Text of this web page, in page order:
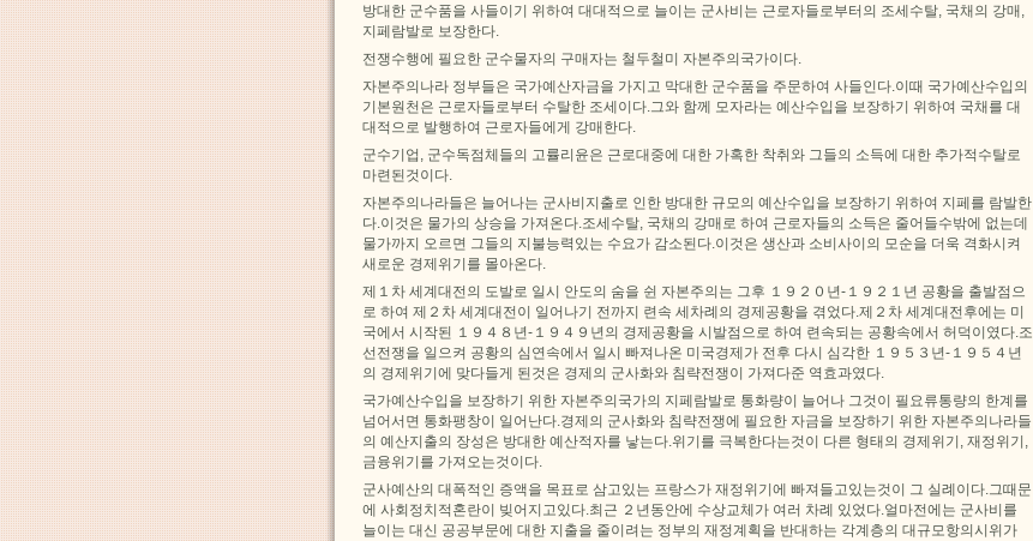
방대한 군수품을 사들이기 위하여 대대적으로 늘이는 군사비는 근로자들로부터의 조세수탈, 국채의 강매,
지페람발로 보장한다.
전쟁수행에 필요한 군수물자의 구매자는 철두철미 자본주의국가이다.
자본주의나라 정부들은 국가예산자금을 가지고 막대한 군수품을 주문하여 사들인다.이때 국가예산수입의
기본원천은 근로자들로부터 수탈한 조세이다.그와 함께 모자라는 예산수입을 보장하기 위하여 국채를 대
대적으로 발행하여 근로자들에게 강매한다.
군수기업, 군수독점체들의 고률리윤은 근로대중에 대한 가혹한 착취와 그들의 소득에 대한 추가적수탈로
마련된것이다.
자본주의나라들은 늘어나는 군사비지출로 인한 방대한 규모의 예산수입을 보장하기 위하여 지페를 람발한
다.이것은 물가의 상승을 가져온다.조세수탈, 국채의 강매로 하여 근로자들의 소득은 줄어들수밖에 없는데
물가까지 오르면 그들의 지불능력있는 수요가 감소된다.이것은 생산과 소비사이의 모순을 더욱 격화시켜
새로운 경제위기를 몰아온다.
제１차 세계대전의 도발로 일시 안도의 숨을 쉰 자본주의는 그후 １９２０년-１９２１년 공황을 출발점으
로 하여 제２차 세계대전이 일어나기 전까지 련속 세차례의 경제공황을 겪었다.제２차 세계대전후에는 미
국에서 시작된 １９４８년-１９４９년의 경제공황을 시발점으로 하여 련속되는 공황속에서 허덕이였다.조
선전쟁을 일으켜 공황의 심연속에서 일시 빠져나온 미국경제가 전후 다시 심각한 １９５３년-１９５４년
의 경제위기에 맞다들게 된것은 경제의 군사화와 침략전쟁이 가져다준 역효과였다.
국가예산수입을 보장하기 위한 자본주의국가의 지페람발로 통화량이 늘어나 그것이 필요류통량의 한계를
넘어서면 통화팽창이 일어난다.경제의 군사화와 침략전쟁에 필요한 자금을 보장하기 위한 자본주의나라들
의 예산지출의 장성은 방대한 예산적자를 낳는다.위기를 극복한다는것이 다른 형태의 경제위기, 재정위기,
금융위기를 가져오는것이다.
군사예산의 대폭적인 증액을 목표로 삼고있는 프랑스가 재정위기에 빠져들고있는것이 그 실례이다.그때문
에 사회정치적혼란이 빚어지고있다.최근 ２년동안에 수상교체가 여러 차례 있었다.얼마전에는 군사비를
늘이는 대신 공공부문에 대한 지출을 줄이려는 정부의 재정계획을 반대하는 각계층의 대규모항의시위가